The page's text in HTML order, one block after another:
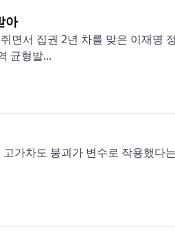
아
면서 집권 2년 차를 맞은 이재명
균형발...
가차도 붕괴가 변수로 작용했다